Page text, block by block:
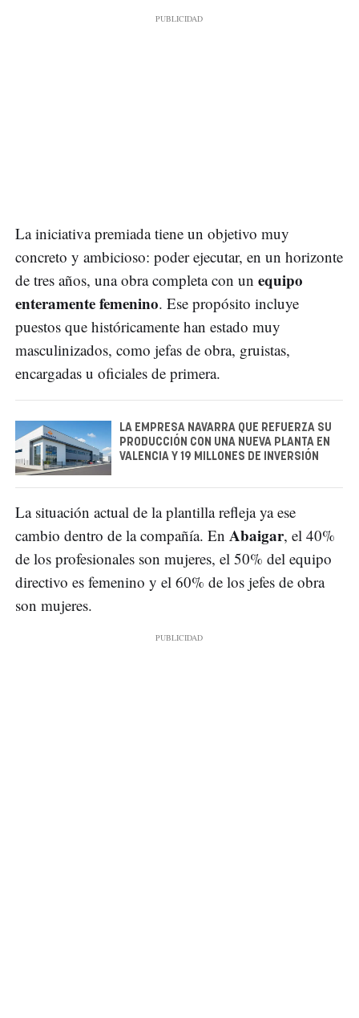
La iniciativa premiada tiene un objetivo muy
concreto y ambicioso: poder ejecutar, en un horizonte
de tres años, una obra completa con un equipo
enteramente femenino. Ese propósito incluye
puestos que históricamente han estado muy
masculinizados, como jefas de obra, gruistas,
encargadas u oficiales de primera.
LA EMPRESA NAVARRA QUE REFUERZA SU
PRODUCCIÓN CON UNA NUEVA PLANTA EN
VALENCIA Y 19 MILLONES DE INVERSIÓN
La situación actual de la plantilla refleja ya ese
cambio dentro de la compañía. En Abaigar, el 40%
de los profesionales son mujeres, el 50% del equipo
directivo es femenino y el 60% de los jefes de obra
son mujeres.